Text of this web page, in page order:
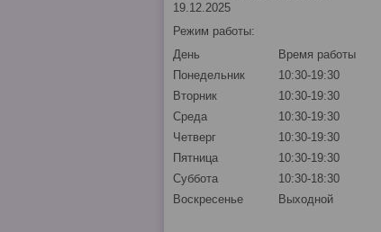
19.12.2025
Режим работы:
День
Время работы
Понедельник
10:30-19:30
Вторник
10:30-19:30
Среда
10:30-19:30
Четверг
10:30-19:30
Пятница
10:30-19:30
Суббота
10:30-18:30
Воскресенье
Выходной